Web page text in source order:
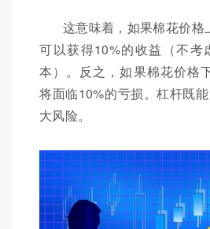
这意味着，如果棉花价格
可以获得10%的收益（不考
本）。反之，如果棉花价格
将面临10%的亏损。杠杆既
大风险。